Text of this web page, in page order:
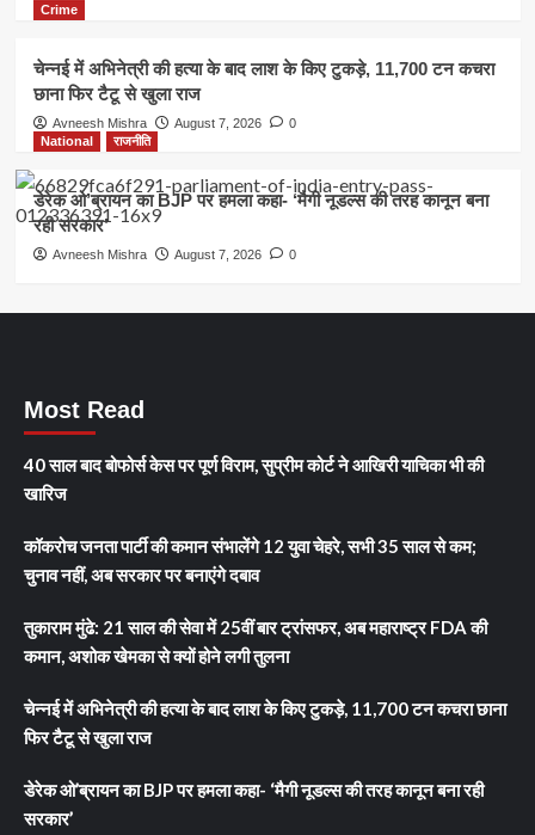
Crime
चेन्नई में अभिनेत्री की हत्या के बाद लाश के किए टुकड़े, 11,700 टन कचरा
छाना फिर टैटू से खुला राज
Avneesh Mishra August 7, 2026
0
National
राजनीति
डेरेक ओ’ब्रायन का BJP पर हमला कहा- ‘मैगी नूडल्स की तरह कानून बना
रही सरकार’
Avneesh Mishra August 7, 2026 0
Most Read
40 साल बाद बोफोर्स केस पर पूर्ण विराम, सुप्रीम कोर्ट ने आखिरी याचिका भी की
खारिज
कॉकरोच जनता पार्टी की कमान संभालेंगे 12 युवा चेहरे, सभी 35 साल से कम;
चुनाव नहीं, अब सरकार पर बनाएंगे दबाव
तुकाराम मुंढे: 21 साल की सेवा में 25वीं बार ट्रांसफर, अब महाराष्ट्र FDA की
कमान, अशोक खेमका से क्यों होने लगी तुलना
चेन्नई में अभिनेत्री की हत्या के बाद लाश के किए टुकड़े, 11,700 टन कचरा छाना
फिर टैटू से खुला राज
डेरेक ओ’ब्रायन का BJP पर हमला कहा- ‘मैगी नूडल्स की तरह कानून बना रही
सरकार’